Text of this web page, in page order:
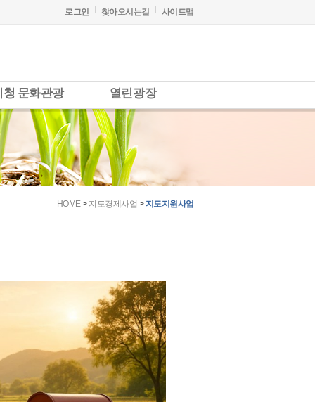
로그인 찾아오시는길 사이트맵
청 문화관광 열린광장
HOME> 지도경제사업 >지도지원사업